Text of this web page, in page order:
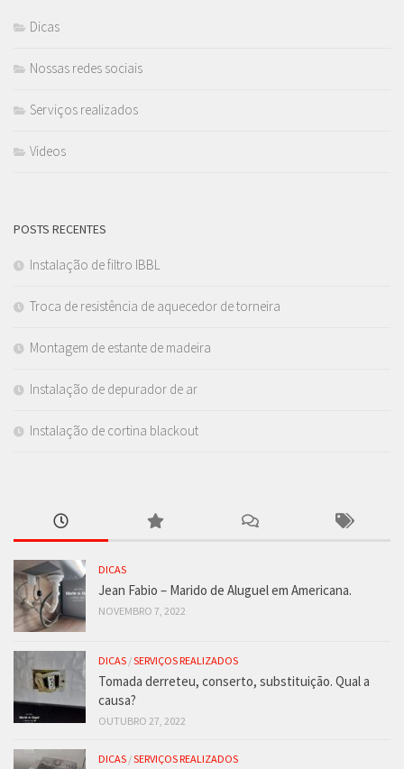
Dicas
Nossas redes sociais
Serviços realizados
Videos
POSTS RECENTES
Instalação de filtro IBBL
Troca de resistência de aquecedor de torneira
Montagem de estante de madeira
Instalação de depurador de ar
Instalação de cortina blackout
DICAS
Jean Fabio – Marido de Aluguel em Americana.
NOVEMBRO 7, 2022
DICAS /SERVIÇOS REALIZADOS
Tomada derreteu, conserto, substituição. Qual a
causa?
OUTUBRO 27, 2022
DICAS /SERVIÇOS REALIZADOS